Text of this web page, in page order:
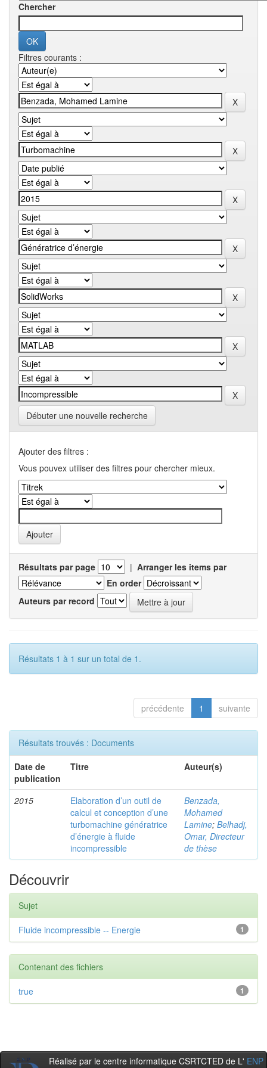
Chercher
Filtres courants :
Débuter une nouvelle recherche
Ajouter des filtres :
Vous pouvex utiliser des filtres pour chercher mieux.
Résultats par page | Arranger les items par
En order
Auteurs par record
Résultats 1 à 1 sur un total de 1.
précédente 1 suivante
Résultats trouvés : Documents
Date de
publication
Titre Auteur(s)
2015
Elaboration d’un outil de
calcul et conception d’une
turbomachine génératrice
d’énergie à fluide
incompressible
Benzada,
Mohamed
Lamine; Belhadj,
Omar, Directeur
de thèse
Découvrir
Sujet
1
Fluide incompressible -- Energie
Contenant des fichiers
1
true
Réalisé par le centre informatique CSRTCTED de L' ENP